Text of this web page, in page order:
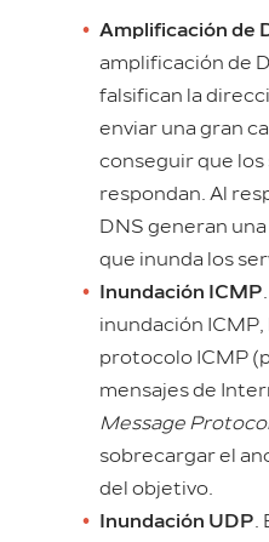
Amplificación de
amplificación de
falsifican la
enviar una gran
conseguir que
respondan. Al
DNS generan
que inunda los
Inundación ICMP
inundación ICMP,
protocolo ICMP
mensajes de
Message
sobrecargar el
del objetivo.
Inundación UDP.